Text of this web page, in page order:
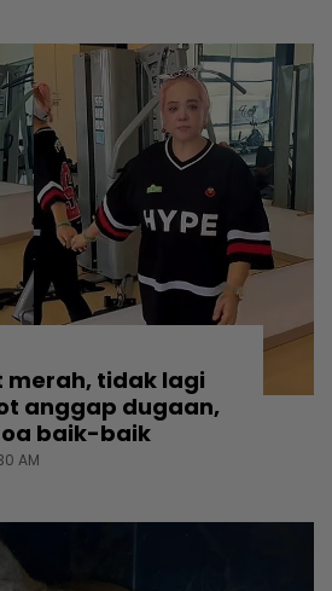
tidak lagi
anggap dugaan,
baik-baik
AM